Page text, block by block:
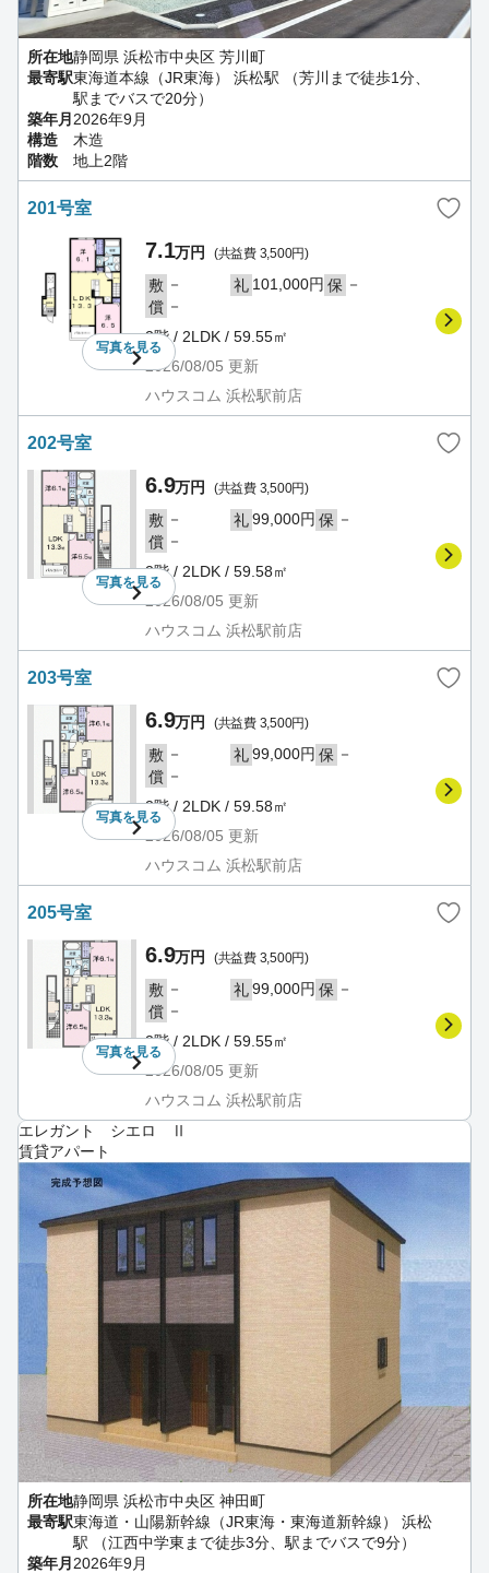
所在地静岡県 浜松市中央区 芳川町
最寄駅東海道本線（JR東海） 浜松駅 （芳川まで徒歩1分、
駅までバスで20分）
築年月 2026年9月
構造
木造
階数
地上2階
201号室
写真を見る
7.1万円 (共益費 3,500円)
敷 － 礼 101,000円 保 －
償 －
2階 / 2LDK / 59.55㎡
2026/08/05 更新
ハウスコム 浜松駅前店
202号室
写真を見る
6.9万円 (共益費 3,500円)
敷 － 礼99,000円 保 －
償 －
2階 / 2LDK / 59.58㎡
2026/08/05 更新
ハウスコム 浜松駅前店
203号室
写真を見る
6.9万円 (共益費 3,500円)
敷 － 礼99,000円 保 －
償 －
2階 / 2LDK / 59.58㎡
2026/08/05 更新
ハウスコム 浜松駅前店
205号室
写真を見る
6.9万円 (共益費 3,500円)
敷 － 礼99,000円 保 －
償 －
2階 / 2LDK / 59.55㎡
2026/08/05 更新
ハウスコム 浜松駅前店
エレガント シエロ Ⅱ
賃貸アパート
所在地静岡県 浜松市中央区 神田町
最寄駅東海道・山陽新幹線（JR東海・東海道新幹線） 浜松
駅 （江西中学東まで徒歩3分、駅までバスで9分）
築年月2026年9月